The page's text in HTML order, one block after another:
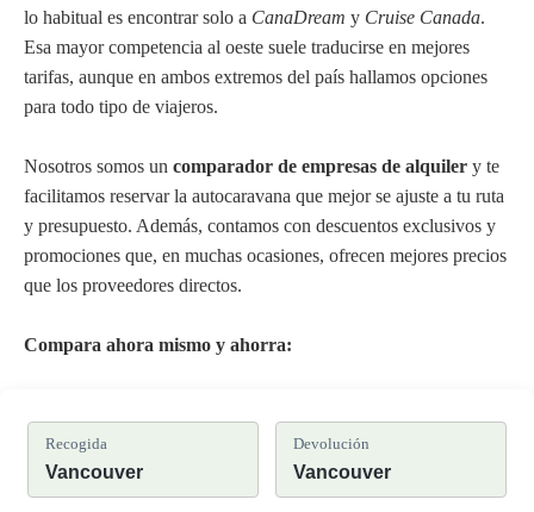
lo habitual es encontrar solo a CanaDream y Cruise Canada.
Esa mayor competencia al oeste suele traducirse en mejores
tarifas, aunque en ambos extremos del país hallamos opciones
para todo tipo de viajeros.
Nosotros somos un comparador de empresas de alquiler y te
facilitamos reservar la autocaravana que mejor se ajuste a tu ruta
y presupuesto. Además, contamos con descuentos exclusivos y
promociones que, en muchas ocasiones, ofrecen mejores precios
que los proveedores directos.
Compara ahora mismo y ahorra:
Recogida Devolución